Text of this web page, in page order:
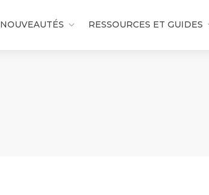
NOUVEAUTÉS RESSOURCES ET GUIDES